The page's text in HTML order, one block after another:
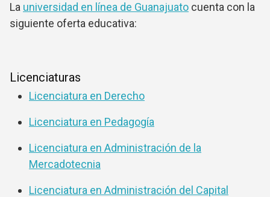
La universidad en línea de Guanajuato cuenta con la
siguiente oferta educativa:
Licenciaturas
Licenciatura en Derecho
Licenciatura en Pedagogía
Licenciatura en Administración de la
Mercadotecnia
Licenciatura en Administración del Capital